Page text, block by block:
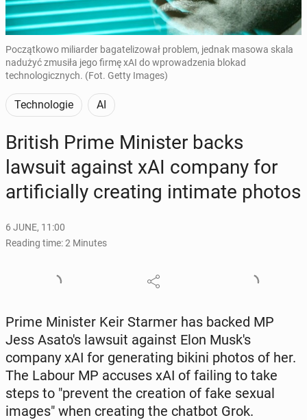
Początkowo miliarder bagatelizował problem, jednak masowa skala
nadużyć zmusiła jego firmę xAI do wprowadzenia blokad
technologicznych. (Fot. Getty Images)
Technologie AI
British Prime Min­is­ter backs
lawsuit against xAI company for
ar­ti­fi­cial­ly cre­at­ing in­ti­mate photos
6 JUNE, 11:00
Reading time: 2 Minutes
Prime Min­is­ter Keir Starmer has backed MP
Jess Asato's lawsuit against Elon Musk's
company xAI for gen­er­at­ing bikini photos of her.
The Labour MP accuses xAI of failing to take
steps to "prevent the cre­ation of fake sexual
images" when cre­at­ing the chatbot Grok.